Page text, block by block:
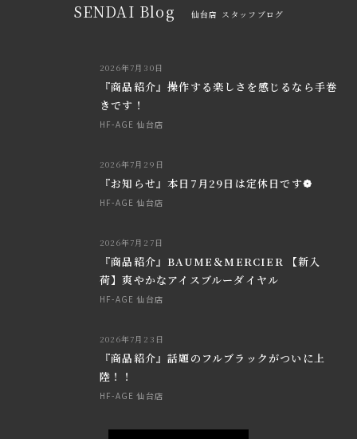
SENDAI Blog 仙台店 スタッフブログ
2026年7月30日
『商品紹介』操作する楽しさを感じるなら手巻
きです！
HF-AGE 仙台店
2026年7月29日
『お知らせ』本日7月29日は定休日です❁
HF-AGE 仙台店
2026年7月27日
『商品紹介』BAUME＆MERCIER 【新入
荷】爽やかなアイスブルーダイヤル
HF-AGE 仙台店
2026年7月23日
『商品紹介』話題のフルブラックがついに上
陸！！
HF-AGE 仙台店